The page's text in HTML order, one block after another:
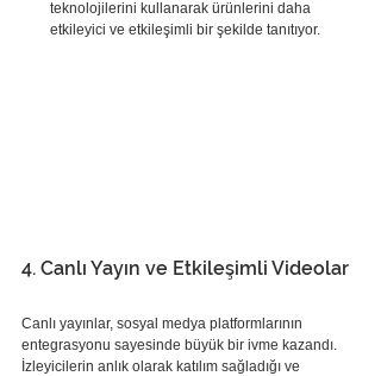
teknolojilerini kullanarak ürünlerini daha
etkileyici ve etkileşimli bir şekilde tanıtıyor.
4. Canlı Yayın ve Etkileşimli Videolar
Canlı yayınlar, sosyal medya platformlarının
entegrasyonu sayesinde büyük bir ivme kazandı.
İzleyicilerin anlık olarak katılım sağladığı ve